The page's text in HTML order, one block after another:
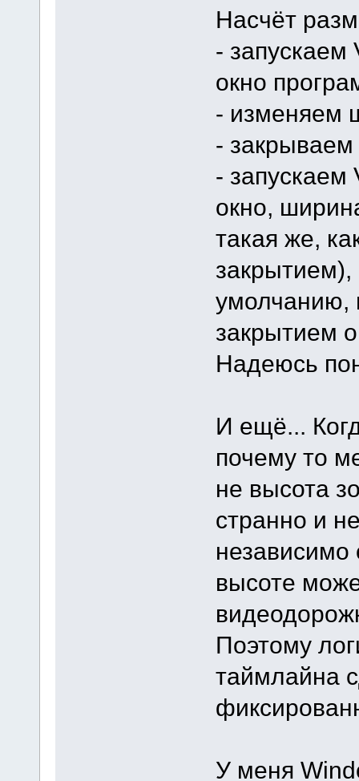
Насчёт
- запускаем
окно
- изменяем
- закрываем
- запускаем
окно,
такая же,
закрытием),
умолчанию,
закрытием
Надеюсь
И ещё...
почему то
не высота
странно и
высоте
Поэтому
таймлайна
У меня